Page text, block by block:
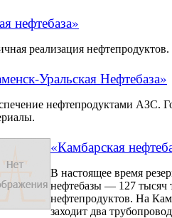
нефтебаза»
реализация нефтепродуктов.
Уральская Нефтебаза»
нефтепродуктами АЗС.
«Камбарская
В настоящее время
нефтебазы — 127 тысяч
нефтепродуктов. На
заходит два